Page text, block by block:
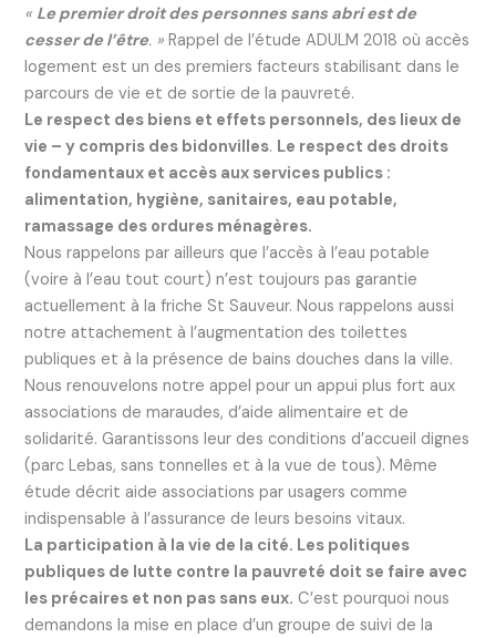
« Le premier droit des personnes sans abri est de
cesser de l’être. » Rappel de l’étude ADULM 2018 où accès
logement est un des premiers facteurs stabilisant dans le
parcours de vie et de sortie de la pauvreté.
Le respect des biens et effets personnels, des lieux de
vie – y compris des bidonvilles. Le respect des droits
fondamentaux et accès aux services publics :
alimentation, hygiène, sanitaires, eau potable,
ramassage des ordures ménagères.
Nous rappelons par ailleurs que l’accès à l’eau potable
(voire à l’eau tout court) n’est toujours pas garantie
actuellement à la friche St Sauveur. Nous rappelons aussi
notre attachement à l’augmentation des toilettes
publiques et à la présence de bains douches dans la ville.
Nous renouvelons notre appel pour un appui plus fort aux
associations de maraudes, d’aide alimentaire et de
solidarité. Garantissons leur des conditions d’accueil dignes
(parc Lebas, sans tonnelles et à la vue de tous). Même
étude décrit aide associations par usagers comme
indispensable à l’assurance de leurs besoins vitaux.
La participation à la vie de la cité. Les politiques
publiques de lutte contre la pauvreté doit se faire avec
les précaires et non pas sans eux. C’est pourquoi nous
demandons la mise en place d’un groupe de suivi de la